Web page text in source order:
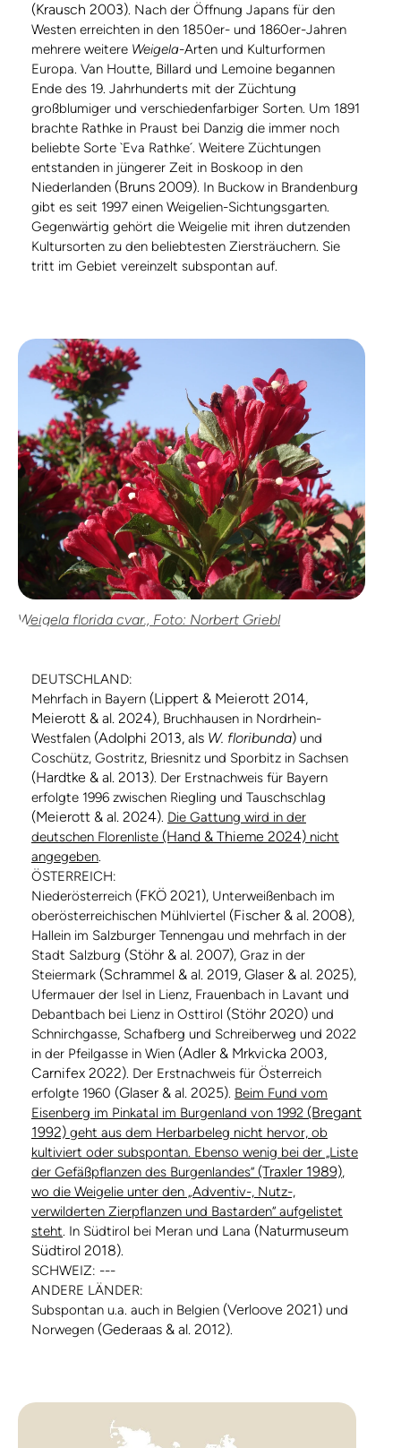
(Krausch 2003). Nach der Öffnung Japans für den
Westen erreichten in den 1850er- und 1860er-Jahren
mehrere weitere Weigela-Arten und Kulturformen
Europa. Van Houtte, Billard und Lemoine begannen
Ende des 19. Jahrhunderts mit der Züchtung
großblumiger und verschiedenfarbiger Sorten. Um 1891
brachte Rathke in Praust bei Danzig die immer noch
beliebte Sorte `Eva Rathke´. Weitere Züchtungen
entstanden in jüngerer Zeit in Boskoop in den
Niederlanden (Bruns 2009). In Buckow in Brandenburg
gibt es seit 1997 einen Weigelien-Sichtungsgarten.
Gegenwärtig gehört die Weigelie mit ihren dutzenden
Kultursorten zu den beliebtesten Ziersträuchern. Sie
tritt im Gebiet vereinzelt subspontan auf.
Weigela florida cvar., Foto: Norbert Griebl
DEUTSCHLAND:
Mehrfach in Bayern (Lippert & Meierott 2014,
Meierott & al. 2024), Bruchhausen in Nordrhein-
Westfalen (Adolphi 2013, als W. floribunda) und
Coschütz, Gostritz, Briesnitz und Sporbitz in Sachsen
(Hardtke & al. 2013). Der Erstnachweis für Bayern
erfolgte 1996 zwischen Riegling und Tauschschlag
(Meierott & al. 2024). Die Gattung wird in der
deutschen Florenliste (Hand & Thieme 2024) nicht
angegeben.
ÖSTERREICH:
Niederösterreich (FKÖ 2021), Unterweißenbach im
oberösterreichischen Mühlviertel (Fischer & al. 2008),
Hallein im Salzburger Tennengau und mehrfach in der
Stadt Salzburg (Stöhr & al. 2007), Graz in der
Steiermark (Schrammel & al. 2019, Glaser & al. 2025),
Ufermauer der Isel in Lienz, Frauenbach in Lavant und
Debantbach bei Lienz in Osttirol (Stöhr 2020) und
Schnirchgasse, Schafberg und Schreiberweg und 2022
in der Pfeilgasse in Wien (Adler & Mrkvicka 2003,
Carnifex 2022). Der Erstnachweis für Österreich
erfolgte 1960 (Glaser & al. 2025). Beim Fund vom
Eisenberg im Pinkatal im Burgenland von 1992 (Bregant
1992) geht aus dem Herbarbeleg nicht hervor, ob
kultiviert oder subspontan. Ebenso wenig bei der „Liste
der Gefäßpflanzen des Burgenlandes“ (Traxler 1989),
wo die Weigelie unter den „Adventiv-, Nutz-,
verwilderten Zierpflanzen und Bastarden“ aufgelistet
steht. In Südtirol bei Meran und Lana (Naturmuseum
Südtirol 2018).
SCHWEIZ: ---
ANDERE LÄNDER:
Subspontan u.a. auch in Belgien (Verloove 2021) und
Norwegen (Gederaas & al. 2012).